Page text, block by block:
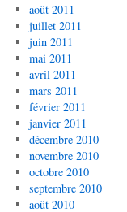
août 2011
juillet 2011
juin 2011
mai 2011
avril 2011
mars 2011
février 2011
janvier 2011
décembre 2010
novembre 2010
octobre 2010
septembre 2010
août 2010